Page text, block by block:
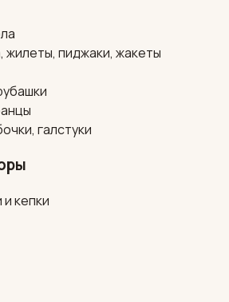
пиджаки, жакеты
галстуки
кепки